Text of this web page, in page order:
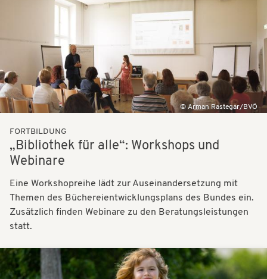
Arman Rastegar/BVÖ
FORTBILDUNG
„Bibliothek für alle“: Workshops und
Webinare
Eine Workshopreihe lädt zur Auseinandersetzung mit
Themen des Büchereientwicklungsplans des Bundes ein.
Zusätzlich finden Webinare zu den Beratungsleistungen
statt.
Bilder